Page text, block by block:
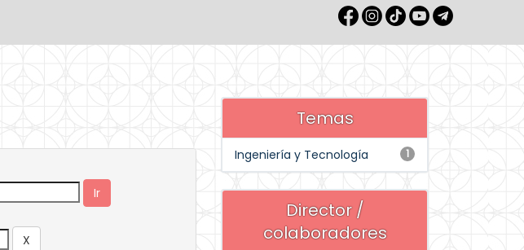
Temas
1
Ingeniería y Tecnología
Director /
colaboradores